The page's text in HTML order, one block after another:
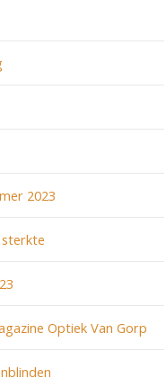
2023
Optiek Van Gorp